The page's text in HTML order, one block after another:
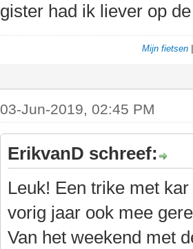
gister had ik liever op
Mijn fietsen
03-Jun-2019, 02:45 PM
ErikvanD schreef:
Leuk! Een trike met
vorig jaar ook mee
Van het weekend met